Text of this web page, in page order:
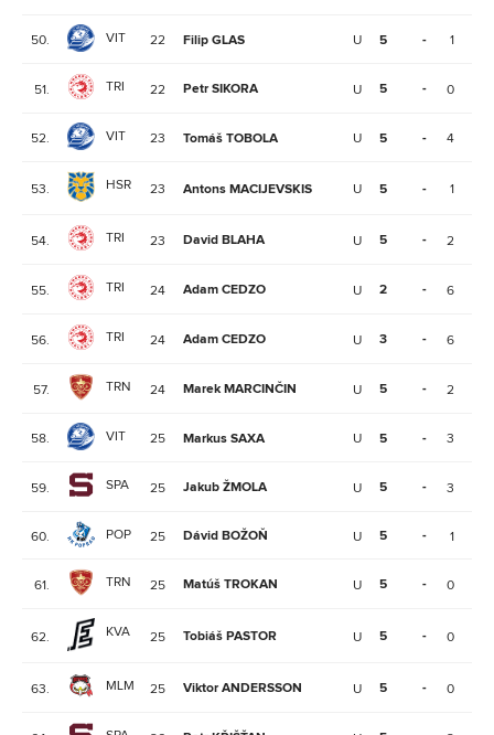
50. VIT 22 Filip GLAS U 5 - 1
51. TRI 22 Petr SIKORA U 5 - 0
52. VIT 23 Tomáš TOBOLA U 5 - 4
53. HSR 23 Antons MACIJEVSKIS U 5 - 1
54. TRI 23 David BLAHA U 5 - 2
55. TRI 24 Adam CEDZO U 2 - 6
56. TRI 24 Adam CEDZO U 3 - 6
57. TRN 24 Marek MARCINČIN U 5 - 2
58. VIT 25 Markus SAXA U 5 - 3
59. SPA 25 Jakub ŽMOLA U 5 - 3
60. POP 25 Dávid BOŽOŇ U 5 - 1
61. TRN 25 Matúš TROKAN U 5 - 0
62. KVA 25 Tobiáš PASTOR U 5 - 0
63. MLM 25 Viktor ANDERSSON U 5 - 0